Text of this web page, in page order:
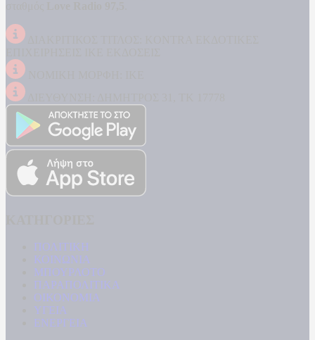
ΠΟΛΙΤΙΚΗ
ΚΟΙΝΩΝΙΑ
ΜΠΟΥΡΛΟΤΟ
ΠΑΡΑΠΟΛΙΤΙΚΑ
ΟΙΚΟΝΟΜΙΑ
ΥΓΕΙΑ
ΕΝΕΡΓΕΙΑ